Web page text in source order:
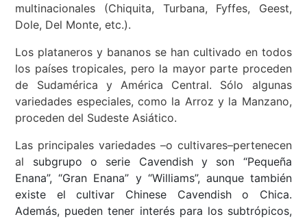
multinacionales (Chiquita, Turbana, Fyffes, Geest,
Dole, Del Monte, etc.).
Los plataneros y bananos se han cultivado en todos
los países tropicales, pero la mayor parte proceden
de Sudamérica y América Central. Sólo algunas
variedades especiales, como la Arroz y la Manzano,
proceden del Sudeste Asiático.
Las principales variedades –o cultivares–pertenecen
al subgrupo o serie Cavendish y son “Pequeña
Enana”, “Gran Enana” y “Williams”, aunque también
existe el cultivar Chinese Cavendish o Chica.
Además, pueden tener interés para los subtrópicos,